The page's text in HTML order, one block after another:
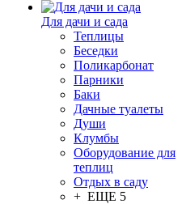
Для дачи и сада
Теплицы
Беседки
Поликарбонат
Парники
Баки
Дачные туалеты
Души
Клумбы
Оборудование для
теплиц
Отдых в саду
+ ЕЩЕ 5